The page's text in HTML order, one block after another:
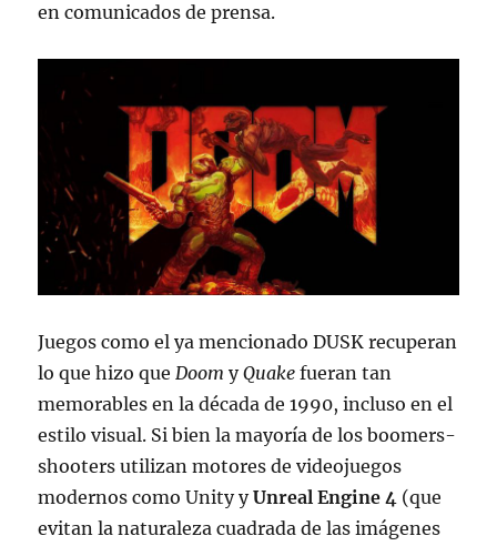
en comunicados de prensa.
Juegos como el ya mencionado DUSK recuperan
lo que hizo que Doom yQuake fueran tan
memorables en la década de 1990, incluso en el
estilo visual. Si bien la mayoría de los boomers-
shooters utilizan motores de videojuegos
modernos como Unity yUnreal Engine 4 (que
evitan la naturaleza cuadrada de las imágenes